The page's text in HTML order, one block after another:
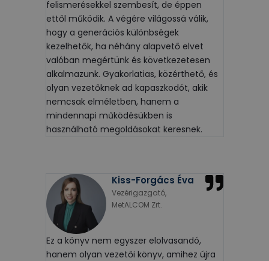
felismerésekkel szembesít, de éppen
ettől működik. A végére világossá válik,
hogy a generációs különbségek
kezelhetők, ha néhány alapvető elvet
valóban megértünk és következetesen
alkalmazunk. Gyakorlatias, közérthető, és
olyan vezetőknek ad kapaszkodót, akik
nemcsak elméletben, hanem a
mindennapi működésükben is
használható megoldásokat keresnek.
Kiss-Forgács Éva
Vezérigazgató,
MetALCOM Zrt.
Ez a könyv nem egyszer elolvasandó,
hanem olyan vezetői könyv, amihez újra